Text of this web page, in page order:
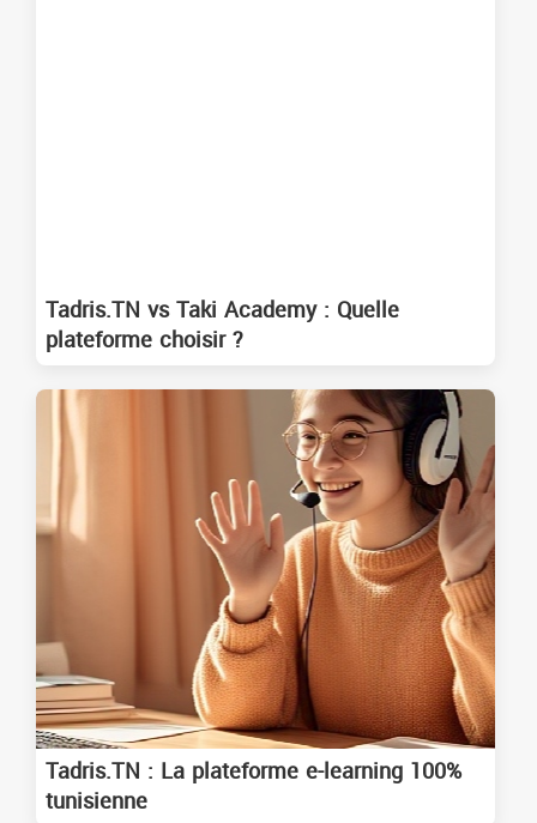
Tadris.TN vs Taki Academy : Quelle
plateforme choisir ?
Tadris.TN : La plateforme e-learning 100%
tunisienne